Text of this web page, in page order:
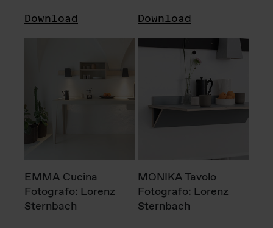
Download Download
EMMA Cucina
Fotografo: Lorenz
Sternbach
MONIKA Tavolo
Fotografo: Lorenz
Sternbach